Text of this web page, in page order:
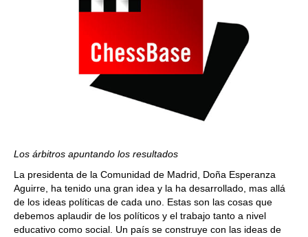
Los árbitros apuntando los resultados
La presidenta de la Comunidad de Madrid, Doña Esperanza
Aguirre, ha tenido una gran idea y la ha desarrollado, mas allá
de los ideas políticas de cada uno. Estas son las cosas que
debemos aplaudir de los políticos y el trabajo tanto a nivel
educativo como social. Un país se construye con las ideas de